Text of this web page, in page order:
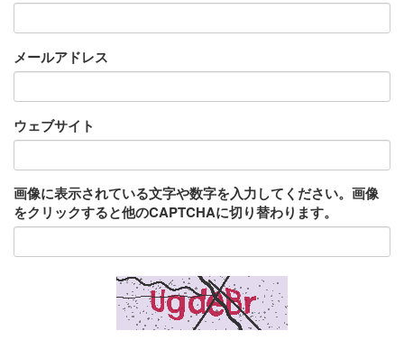
メールアドレス
ウェブサイト
画像に表示されている文字や数字を入力してください。画像
をクリックすると他のCAPTCHAに切り替わります。